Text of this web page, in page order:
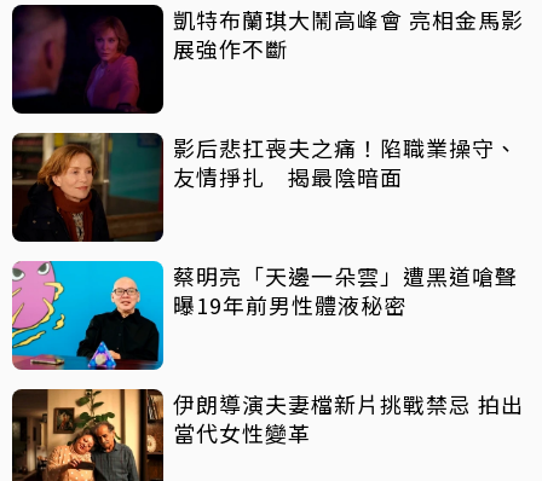
凱特布蘭琪大鬧高峰會 亮相金馬影
展強作不斷
影后悲扛喪夫之痛！陷職業操守、
友情掙扎 揭最陰暗面
蔡明亮「天邊一朵雲」遭黑道嗆聲
曝19年前男性體液秘密
伊朗導演夫妻檔新片挑戰禁忌 拍出
當代女性變革